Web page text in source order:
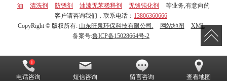
油
清洗剂 防锈剂 油漆无苯稀释剂 无铬钝化剂
等业务,有意向的
客户请咨询我们，联系电话： 13806360666
CopyRight © 版权所有: 山东旺泉环保科技有限公司. 网站地图
XML
备案号:鲁ICP备15028664号-2
电话咨询 短信咨询 留言咨询 查看地图